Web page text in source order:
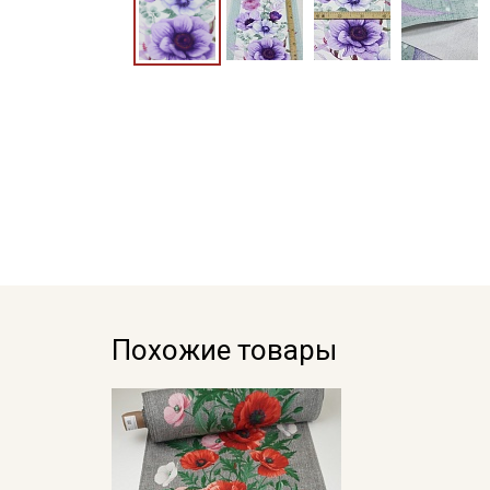
Похожие товары